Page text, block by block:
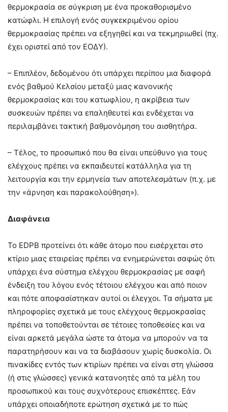
θερμοκρασία σε σύγκριση με ένα προκαθορισμένο
κατώφλι. Η επιλογή ενός συγκεκριμένου ορίου
θερμοκρασίας πρέπει να εξηγηθεί και να τεκμηριωθεί (πχ.
έχει οριστεί από τον ΕΟΔΥ).
– Επιπλέον, δεδομένου ότι υπάρχει περίπου μια διαφορά
ενός βαθμού Κελσίου μεταξύ μιας κανονικής
θερμοκρασίας και του κατωφλίου, η ακρίβεια των
συσκευών πρέπει να επαληθευτεί και ενδέχεται να
περιλαμβάνει τακτική βαθμονόμηση του αισθητήρα.
– Τέλος, το προσωπικό που θα είναι υπεύθυνο για τους
ελέγχους πρέπει να εκπαιδευτεί κατάλληλα για τη
λειτουργία και την ερμηνεία των αποτελεσμάτων (π.χ. με
την «άρνηση και παρακολούθηση»).
Διαφάνεια
Το EDPB προτείνει ότι κάθε άτομο που εισέρχεται στο
κτίριο μιας εταιρείας πρέπει να ενημερώνεται σαφώς ότι
υπάρχει ένα σύστημα ελέγχου θερμοκρασίας με σαφή
ένδειξη του λόγου ενός τέτοιου ελέγχου και από ποιον
και πότε αποφασίστηκαν αυτοί οι έλεγχοι. Τα σήματα με
πληροφορίες σχετικά με τους ελέγχους θερμοκρασίας
πρέπει να τοποθετούνται σε τέτοιες τοποθεσίες και να
είναι αρκετά μεγάλα ώστε τα άτομα να μπορούν να τα
παρατηρήσουν και να τα διαβάσουν χωρίς δυσκολία. Οι
πινακίδες εντός των κτιρίων πρέπει να είναι στη γλώσσα
(ή στις γλώσσες) γενικά κατανοητές από τα μέλη του
προσωπικού και τους συχνότερους επισκέπτες. Εάν
υπάρχει οποιαδήποτε ερώτηση σχετικά με το πώς